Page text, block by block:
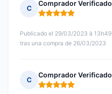
C
Comprador Verificado
Nota: 5 de 5
Publicado el 29/03/2023 à 13h49
tras una compra de 26/03/2023
C
Comprador Verificado
Nota: 5 de 5